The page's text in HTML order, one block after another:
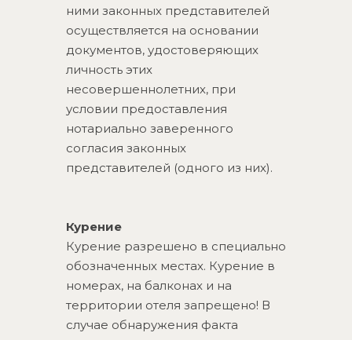
ними законных представителей
осуществляется на основании
документов, удостоверяющих
личность этих
несовершеннолетних, при
условии предоставления
нотариально заверенного
согласия законных
представителей (одного из них).
Курение
Курение разрешено в специально
обозначенных местах. Курение в
номерах, на балконах и на
территории отеля запрещено! В
случае обнаружения факта